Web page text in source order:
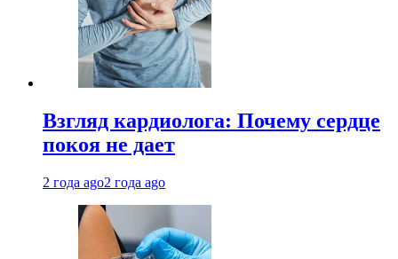
Взгляд кардиолога: Почему сердце
покоя не дает
2 года ago2 года ago